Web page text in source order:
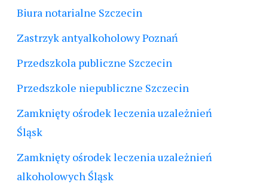
Biura notarialne Szczecin
Zastrzyk antyalkoholowy Poznań
Przedszkola publiczne Szczecin
Przedszkole niepubliczne Szczecin
Zamknięty ośrodek leczenia uzależnień
Śląsk
Zamknięty ośrodek leczenia uzależnień
alkoholowych Śląsk